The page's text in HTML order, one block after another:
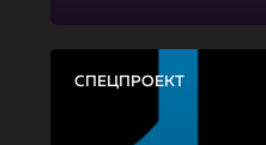
СПЕЦПРОЕКТ